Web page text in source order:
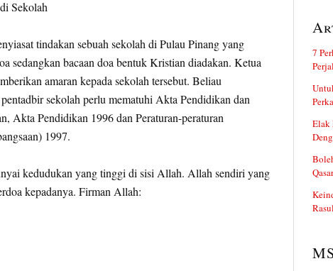
tindakan sebuah sekolah di Pulau Pinang yang
sedangkan bacaan doa bentuk Kristian diadakan. Ketua
amaran kepada sekolah tersebut. Beliau
sekolah perlu mematuhi Akta Pendidikan dan
Akta Pendidikan 1996 dan Peraturan-peraturan
1997.
kedudukan yang tinggi di sisi Allah. Allah sendiri yang
kepadanya. Firman Allah:
7
Elak